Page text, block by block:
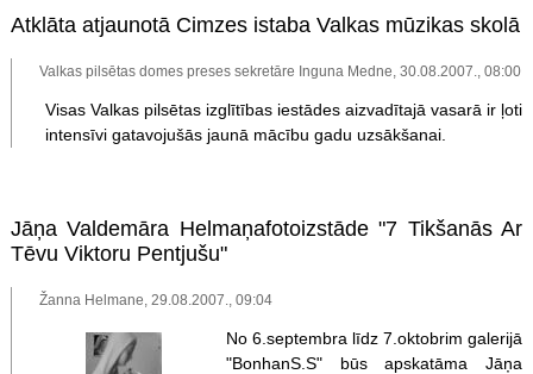
Atklāta atjaunotā Cimzes istaba Valkas mūzikas skolā
Valkas pilsētas domes preses sekretāre Inguna Medne, 30.08.2007., 08:00
Visas Valkas pilsētas izglītības iestādes aizvadītajā vasarā ir ļoti
intensīvi gatavojušās jaunā mācību gadu uzsākšanai.
Jāņa Valdemāra Helmaņafotoizstāde "7 Tikšanās Ar
Tēvu Viktoru Pentjušu"
Žanna Helmane, 29.08.2007., 09:04
No 6.septembra līdz 7.oktobrim galerijā
"BonhanS.S" būs apskatāma Jāņa